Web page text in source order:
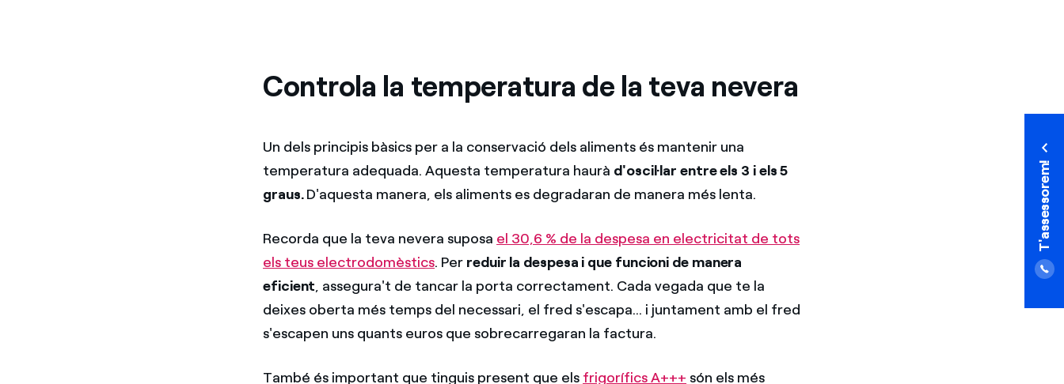
Controla la temperatura de la teva nevera
Un dels principis bàsics per a la conservació dels aliments és mantenir una
temperatura adequada. Aquesta temperatura haurà d'oscil·lar entre els 3 i els 5
graus.D'aquesta manera, els aliments es degradaran de manera més lenta.
Recorda que la teva nevera suposa el 30,6 % de la despesa en electricitat de tots
els teus electrodomèstics. Per reduir la despesa i que funcioni de manera
eficient, assegura't de tancar la porta correctament. Cada vegada que te la
deixes oberta més temps del necessari, el fred s'escapa... i juntament amb el fred
s'escapen uns quants euros que sobrecarregaran la factura.
També és important que tinguis present que els frigorífics A+++ són els més
T'assessorem!